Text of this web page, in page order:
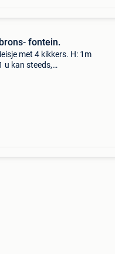
fontein.
met 4 kikkers. H: 1m
u kan steeds,